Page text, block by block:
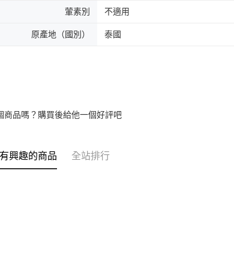
葷素別 不適用
原產地（國別） 泰國
商品嗎？購買後給他一個好評吧
興趣的商品 全站排行